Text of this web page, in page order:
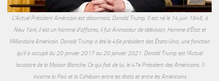
L'Actuel Président Américain est désormais, Donald Trump. Il est né le 14 juin 1946, à
New York, il est un homme d'affaires, il fut Animateur de télévision, Homme d'État et
Milliardaire Américain. Donald Trump a été le 45e président des États-Unis, une fonction
qu'il a occupé du 20 janvier 2017 au 20 janvier 2021. Donald Trump est l'Actuel
locataire de la Maison Blanche. Ce qui fait de lui, le 47e Président des Américains. Il
incarne la Paix et la Cohésion entre les états et entre les Américains